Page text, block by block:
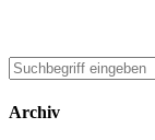
Archiv